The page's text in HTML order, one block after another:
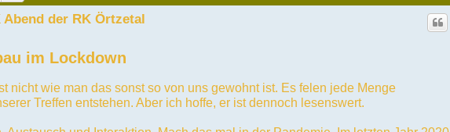
der RK Örtzetal
im Lockdown
nicht wie man das sonst so von uns gewohnt ist. Es felen jede Menge
Treffen entstehen. Aber ich hoffe, er ist dennoch lesenswert.